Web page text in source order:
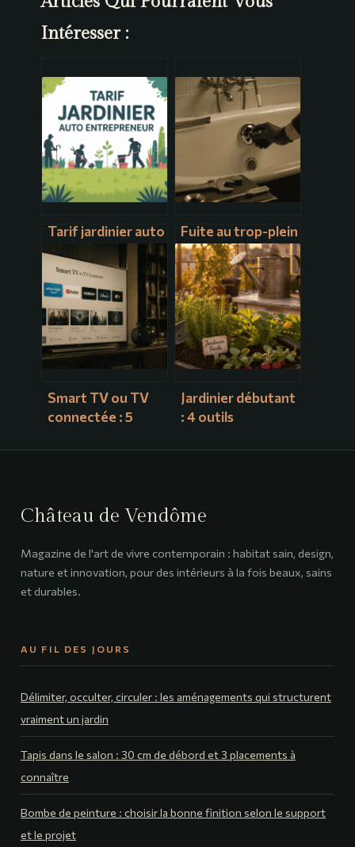
Intéresser :
Tarif jardinier auto
entrepreneur :
combien ça coûte
vraiment ?
Fuite au trop-plein
de baignoire :
éviter l’erreur de
serrage qui ruine
votre plafond
Smart TV ou TV
connectée : 5
techniques pour
Jardinier débutant
: 4 outils
10 plantes
Château de Vendôme
Magazine de l'art de vivre contemporain : habitat sain, design,
nature et innovation, pour des intérieurs à la fois beaux, sains
et durables.
AU FIL DES JOURS
Délimiter, occulter, circuler : les aménagements qui structurent
vraiment un jardin
Tapis dans le salon : 30 cm de débord et 3 placements à
connaître
Bombe de peinture : choisir la bonne finition selon le support
et le projet